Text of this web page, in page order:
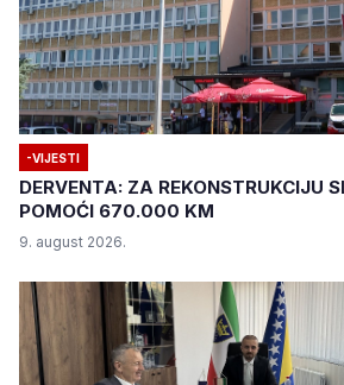
-VIJESTI
DERVENTA: ZA REKONSTRUKCIJU
POMOĆI 670.000 KM
9. august 2026.